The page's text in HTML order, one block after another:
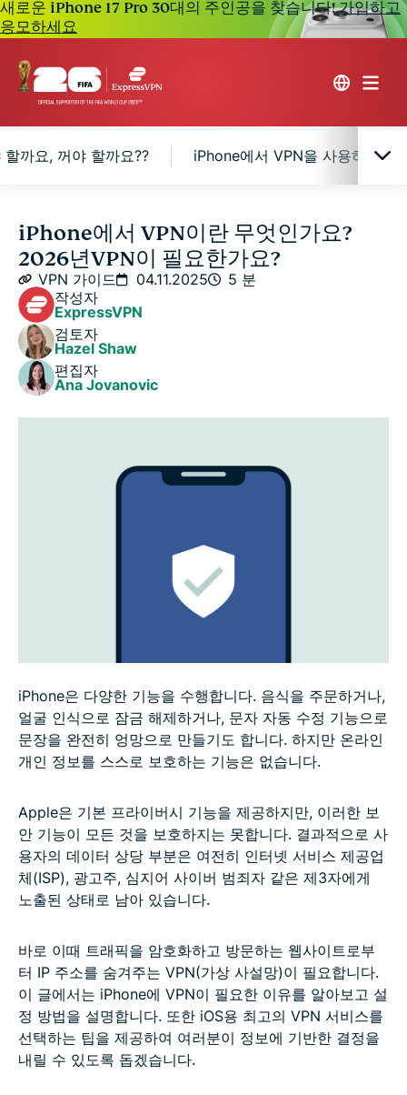
새로운 iPhone 17 Pro 30대의 주인공을 찾습니다!가입하고
응모하세요
까요, 꺼야 할까요?? iPhone에서 VPN을 사용하는 것
iPhone에 VPN이 필요한 이유는 무엇인가요?
iPhone에서 VPN은 켜야 할까요, 꺼야 할까요??
iPhone에서 VPN을 사용하는 것이 안전한가요?
FAQ: iPhone에서 VPN에 관하여 자주 하는 질문
iPhone에서 VPN이란 무엇인가요?
2026년VPN이 필요한가요?
VPN 가이드 04.11.2025
5 분
작성자
ExpressVPN
검토자
Hazel Shaw
편집자
Ana Jovanovic
iPhone은 다양한 기능을 수행합니다. 음식을 주문하거나,
얼굴 인식으로 잠금 해제하거나, 문자 자동 수정 기능으로
문장을 완전히 엉망으로 만들기도 합니다. 하지만 온라인
개인 정보를 스스로 보호하는 기능은 없습니다.
Apple은 기본 프라이버시 기능을 제공하지만, 이러한 보
안 기능이 모든 것을 보호하지는 못합니다. 결과적으로 사
용자의 데이터 상당 부분은 여전히 인터넷 서비스 제공업
체(ISP), 광고주, 심지어 사이버 범죄자 같은 제3자에게
노출된 상태로 남아 있습니다.
바로 이때 트래픽을 암호화하고 방문하는 웹사이트로부
터 IP 주소를 숨겨주는 VPN(가상 사설망)이 필요합니다.
이 글에서는 iPhone에 VPN이 필요한 이유를 알아보고 설
정 방법을 설명합니다. 또한 iOS용 최고의 VPN 서비스를
선택하는 팁을 제공하여 여러분이 정보에 기반한 결정을
내릴 수 있도록 돕겠습니다.